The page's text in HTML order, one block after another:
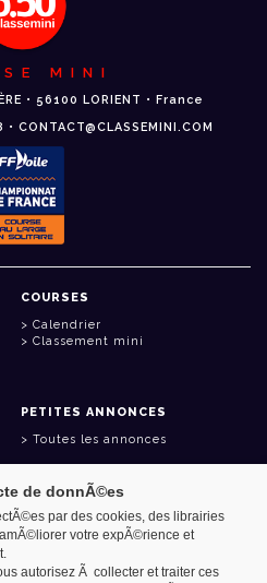
MINI
• 56100 LORIENT • France
CONTACT@CLASSEMINI.COM
COURSES
Calendrier
Classement mini
PETITES ANNONCES
Toutes les annonces
de donnÃ©es
par des cookies, des librairies
votre expÃ©rience et
autorisez Ã collecter et traiter ces